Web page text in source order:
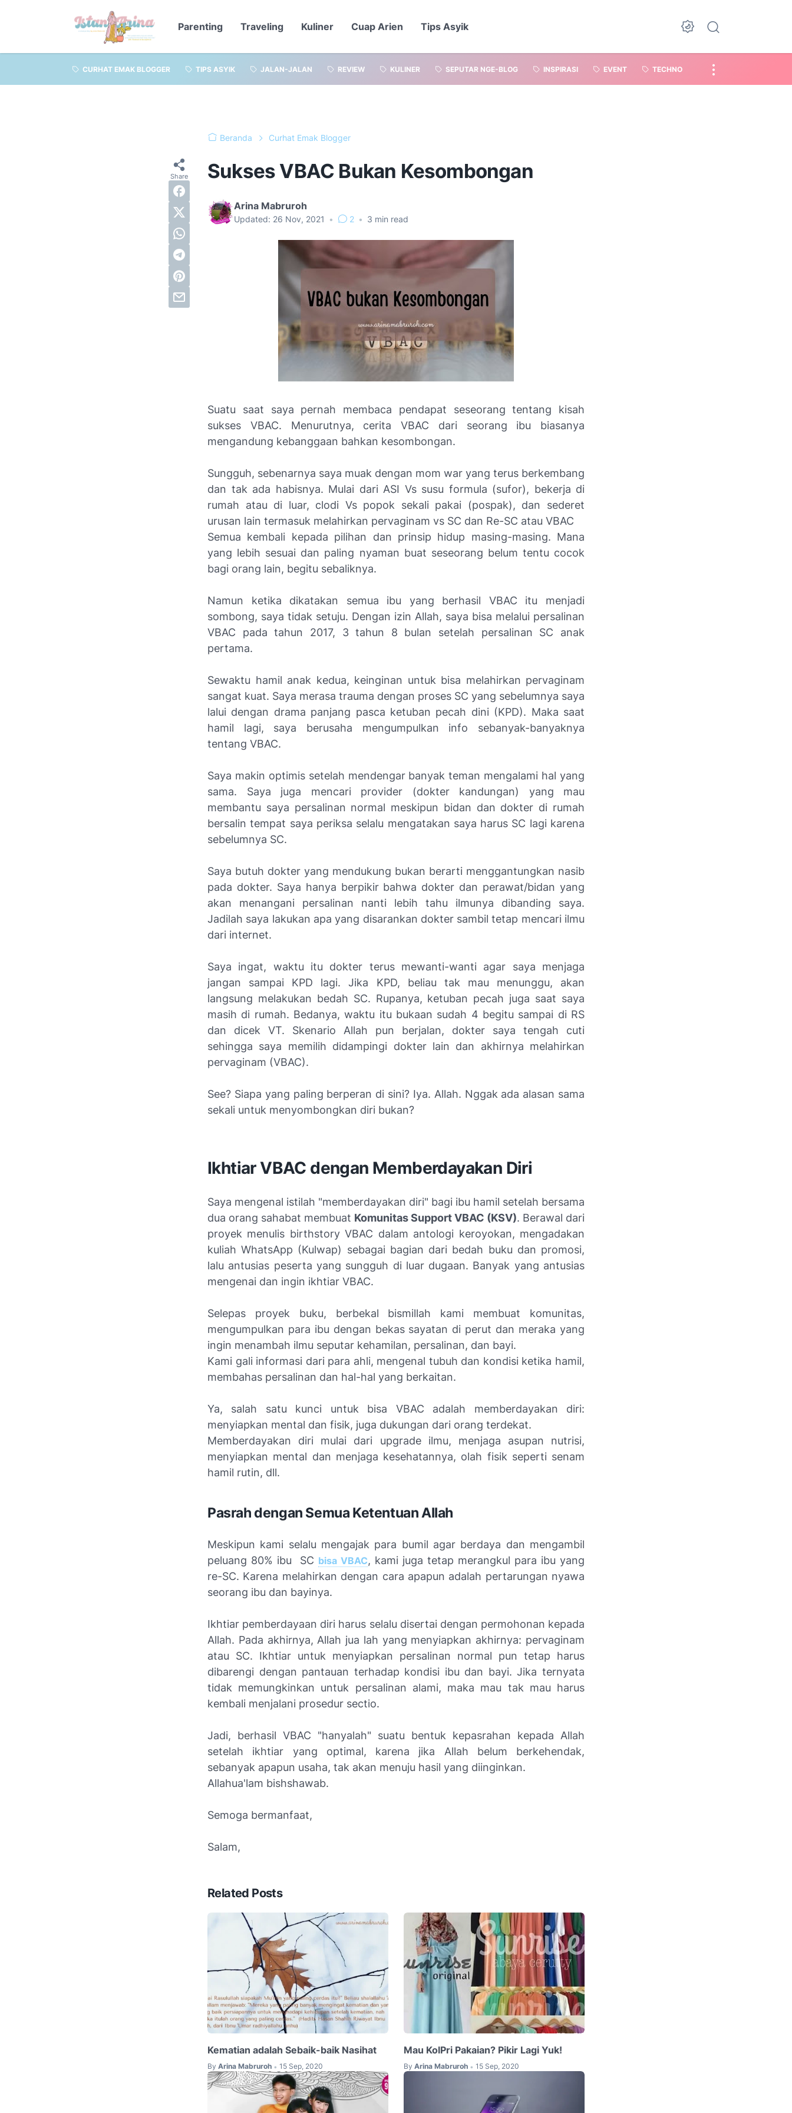
Parenting Traveling Kuliner Cuap Arien Tips Asyik
CURHAT EMAK BLOGGER TIPS ASYIK JALAN-JALAN REVIEW KULINER SEPUTAR NGE-BLOG INSPIRASI EVENT TECHNO
Beranda Curhat Emak Blogger
Sukses VBAC Bukan Kesombongan
Arina Mabruroh
Updated: 26 Nov, 2021 • 2 • 3 min read
Suatu saat saya pernah membaca pendapat seseorang tentang kisah
sukses VBAC. Menurutnya, cerita VBAC dari seorang ibu biasanya
mengandung kebanggaan bahkan kesombongan.
Sungguh, sebenarnya saya muak dengan mom war yang terus berkembang
dan tak ada habisnya. Mulai dari ASI Vs susu formula (sufor), bekerja di
rumah atau di luar, clodi Vs popok sekali pakai (pospak), dan sederet
urusan lain termasuk melahirkan pervaginam vs SC dan Re-SC atau VBAC
Semua kembali kepada pilihan dan prinsip hidup masing-masing. Mana
yang lebih sesuai dan paling nyaman buat seseorang belum tentu cocok
bagi orang lain, begitu sebaliknya.
Namun ketika dikatakan semua ibu yang berhasil VBAC itu menjadi
sombong, saya tidak setuju. Dengan izin Allah, saya bisa melalui persalinan
VBAC pada tahun 2017, 3 tahun 8 bulan setelah persalinan SC anak
pertama.
Sewaktu hamil anak kedua, keinginan untuk bisa melahirkan pervaginam
sangat kuat. Saya merasa trauma dengan proses SC yang sebelumnya saya
lalui dengan drama panjang pasca ketuban pecah dini (KPD). Maka saat
hamil lagi, saya berusaha mengumpulkan info sebanyak-banyaknya
tentang VBAC.
Saya makin optimis setelah mendengar banyak teman mengalami hal yang
sama. Saya juga mencari provider
(dokter kandungan) yang mau
membantu saya persalinan normal meskipun bidan dan dokter di rumah
bersalin tempat saya periksa selalu mengatakan saya harus SC lagi karena
sebelumnya SC.
Saya butuh dokter yang mendukung bukan berarti menggantungkan nasib
pada dokter. Saya hanya berpikir bahwa dokter dan perawat/bidan yang
akan menangani persalinan nanti lebih tahu ilmunya dibanding saya.
Jadilah saya lakukan apa yang disarankan dokter sambil tetap mencari ilmu
dari internet.
Saya ingat, waktu itu dokter terus mewanti-wanti agar saya menjaga
jangan sampai KPD lagi. Jika KPD, beliau tak mau menunggu, akan
langsung melakukan bedah SC. Rupanya, ketuban pecah juga saat saya
masih di rumah. Bedanya, waktu itu bukaan sudah 4 begitu sampai di RS
dan dicek VT. Skenario Allah pun berjalan, dokter saya tengah cuti
sehingga saya memilih didampingi dokter lain dan akhirnya melahirkan
pervaginam (VBAC).
See? Siapa yang paling berperan di sini? Iya. Allah. Nggak ada alasan sama
sekali untuk menyombongkan diri bukan?
Ikhtiar VBAC dengan Memberdayakan Diri
Saya mengenal istilah "memberdayakan diri" bagi ibu hamil setelah bersama
dua orang sahabat membuat Komunitas Support VBAC (KSV). Berawal dari
proyek menulis birthstory VBAC dalam antologi keroyokan, mengadakan
kuliah WhatsApp (Kulwap) sebagai bagian dari bedah buku dan promosi,
lalu antusias peserta yang sungguh di luar dugaan. Banyak yang antusias
mengenai dan ingin ikhtiar VBAC.
Selepas proyek buku, berbekal bismillah kami membuat komunitas,
mengumpulkan para ibu dengan bekas sayatan di perut dan meraka yang
ingin menambah ilmu seputar kehamilan, persalinan, dan bayi.
Kami gali informasi dari para ahli, mengenal tubuh dan kondisi ketika hamil,
membahas persalinan dan hal-hal yang berkaitan.
Ya, salah satu kunci untuk bisa VBAC adalah memberdayakan diri:
menyiapkan mental dan fisik, juga dukungan dari orang terdekat.
Memberdayakan diri mulai dari upgradeilmu, menjaga asupan nutrisi,
menyiapkan mental dan menjaga kesehatannya, olah fisik seperti senam
hamil rutin, dll.
Pasrah dengan Semua Ketentuan Allah
Meskipun kami selalu mengajak para bumil agar berdaya dan mengambil
peluang 80% ibu SC bisa VBAC, kami juga tetap merangkul para ibu yang
re-SC. Karena melahirkan dengan cara apapun adalah pertarungan nyawa
seorang ibu dan bayinya.
Ikhtiar pemberdayaan diri harus selalu disertai dengan permohonan kepada
Allah. Pada akhirnya, Allah jua lah yang menyiapkan akhirnya: pervaginam
atau SC. Ikhtiar untuk menyiapkan persalinan normal pun tetap harus
dibarengi dengan pantauan terhadap kondisi ibu dan bayi. Jika ternyata
tidak memungkinkan untuk persalinan alami, maka mau tak mau harus
kembali menjalani prosedur sectio.
Jadi, berhasil VBAC "hanyalah" suatu bentuk kepasrahan kepada Allah
setelah ikhtiar yang optimal, karena jika Allah belum berkehendak,
sebanyak apapun usaha, tak akan menuju hasil yang diinginkan.
Allahua'lam bishshawab.
Semoga bermanfaat,
Salam,
Related Posts
Kematian adalah Sebaik-baik Nasihat
By Arina Mabruroh • 15 Sep, 2020
Mau KolPri Pakaian? Pikir Lagi Yuk!
By Arina Mabruroh • 15 Sep, 2020